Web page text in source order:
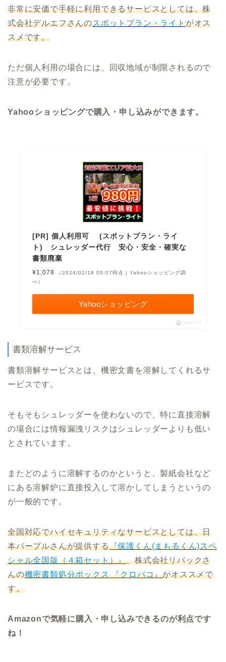
非常に安価で手軽に利用できるサービスとしては、株
式会社デルエフさんのスポットプラン・ライトがオス
スメです。
ただ個人利用の場合には、回収地域が制限されるので
注意が必要です。
Yahooショッピングで購入・申し込みができます。
[PR] 個人利用可 (スポットプラン・ライ
ト) シュレッダー代行 安心・安全・確実な
書類廃棄
¥1,078
（2024/02/18 05:07時点 | Yahooショッピング調
べ）
Yahooショッピング
ポチップ
書類溶解サービス
書類溶解サービスとは、機密文書を溶解してくれるサ
ービスです。
そもそもシュレッダーを使わないので、特に直接溶解
の場合には情報漏洩リスクはシュレッダーよりも低い
とされています。
またどのように溶解するのかというと、製紙会社など
にある溶解炉に直接投入して溶かしてしまうというの
が一般的です。
全国対応でハイセキュリティなサービスとしては、日
本パープルさんが提供する『保護くん(まもるくん)スペ
シャル全国版（４箱セット）』、株式会社リパックさ
んの機密書類処分ボックス 『クロバコ』がオススメで
す。
Amazonで気軽に購入・申し込みできるのが利点です
ね！